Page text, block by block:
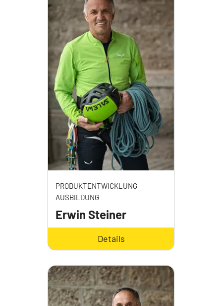
PRODUKTENTWICKLUNG
AUSBILDUNG
Erwin Steiner
Details